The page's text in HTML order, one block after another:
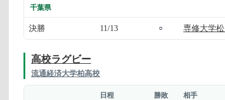
千葉県
決勝 11/13 ○ 専修大学
高校ラグビー
流通経済大学柏高校
日程 勝敗 相手